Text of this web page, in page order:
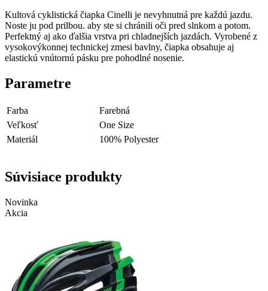
Kultová cyklistická čiapka Cinelli je nevyhnutná pre každú jazdu.
Noste ju pod prilbou. aby ste si chránili oči pred slnkom a potom.
Perfektný aj ako ďalšia vrstva pri chladnejších jazdách. Vyrobené z
vysokovýkonnej technickej zmesi bavlny, čiapka obsahuje aj
elastickú vnútornú pásku pre pohodlné nosenie.
Parametre
Farba
Farebná
Veľkosť
One Size
Materiál
100% Polyester
Súvisiace produkty
Novinka
Akcia